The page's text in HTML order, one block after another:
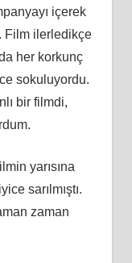
içerek
Film ilerledikçe
her korkunç
sokuluyordu.
bir filmdi,
yarısına
sarılmıştı.
zaman